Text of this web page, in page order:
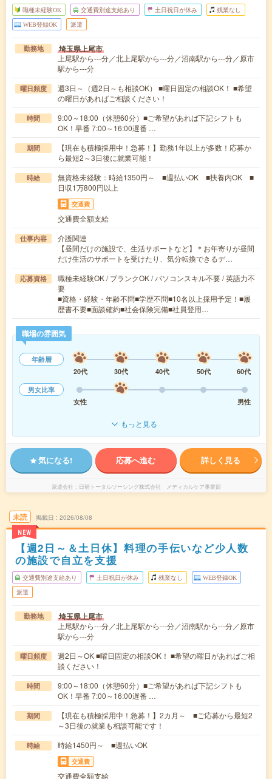
職種未経験OK 交通費別途支給あり 土日祝日が休み 残業なし
WEB登録OK 派遣
勤務地 埼玉県上尾市
上尾駅から---分／北上尾駅から---分／沼南駅から---分／原市
駅から---分
曜日頻度
週3日～（週2日～も相談OK） ■曜日固定の相談OK！ ■希望
の曜日があればご相談ください！
時間
9:00～18:00（休憩60分）■ご希望があれば下記シフトも
OK！早番 7:00～16:00遅番 …
期間
【現在も積極採用中！急募！】勤務1年以上が多数！応募か
ら最短2～3日後に就業可能！
時給
無資格未経験：時給1350円～ ■週払いOK ■扶養内OK ■
日収1万800円以上
交通費
交通費全額支給
仕事内容
介護関連
【昼間だけの施設で、生活サポートなど】＊お年寄りが昼間
だけ生活のサポートを受けたり、気分転換できるデ…
応募資格
職種未経験OK / ブランクOK / パソコンスキル不要 / 英語力不
要
■資格・経験・年齢不問■学歴不問■10名以上採用予定！■履
歴書不要■面談確約■社会保険完備■社員登用…
職場の雰囲気
年齢層
20代
30代 40代 50代
60代
男女比率
女性
男性
もっと見る
気になる! 応募へ進む 詳しく見る
派遣会社 日研トータルソーシング株式会社 メディカルケア事業部
未読
NEW
掲載日 2026/08/08
【週2日～＆土日休】料理の手伝いなど少人数
の施設で自立を支援
交通費別途支給あり 土日祝日が休み 残業なし WEB登録OK
派遣
勤務地 埼玉県上尾市
上尾駅から---分／北上尾駅から---分／沼南駅から---分／原市
駅から---分
曜日頻度
週2日～OK ■曜日固定の相談OK！ ■希望の曜日があればご相
談ください！
時間
9:00～18:00（休憩60分）■ご希望があれば下記シフトも
OK！早番 7:00～16:00遅番 …
期間
【現在も積極採用中！急募！】2カ月～ ■ご応募から最短2
～3日後の就業も相談可能です！
時給 時給1450円～ ■週払いOK
交通費
交通費全額支給